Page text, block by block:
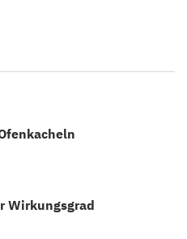
Wirkungsgrad